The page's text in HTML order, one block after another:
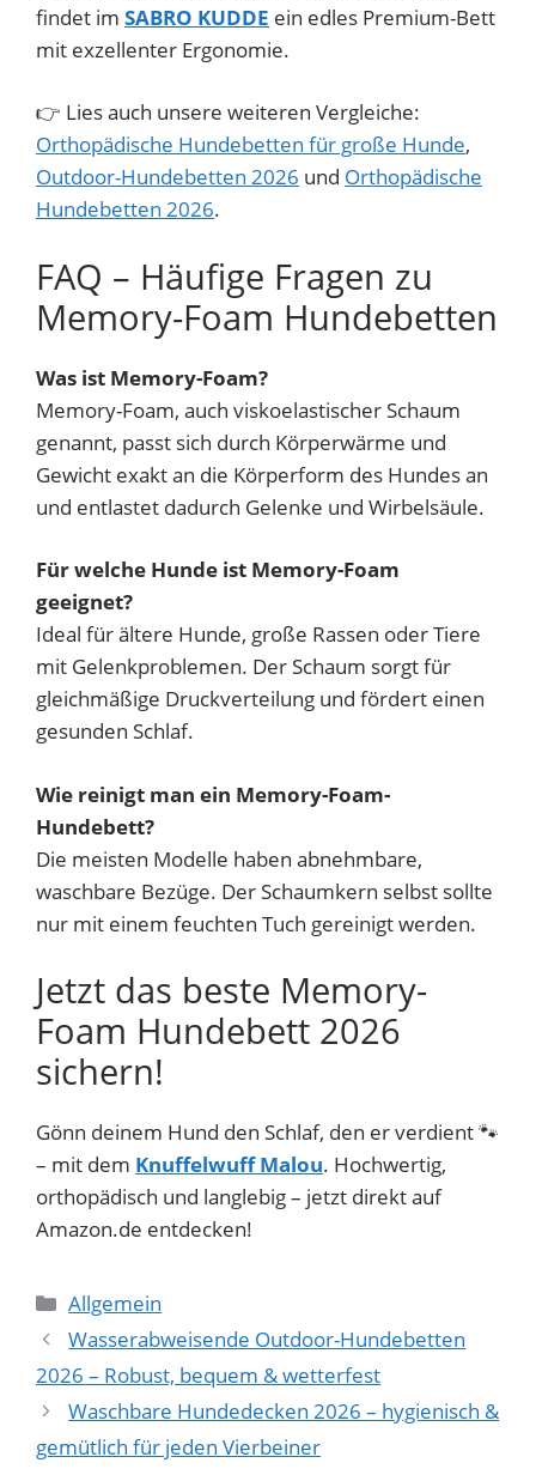
findet im SABRO KUDDE ein edles Premium-Bett
mit exzellenter Ergonomie.
👉 Lies auch unsere weiteren Vergleiche:
Orthopädische Hundebetten für große Hunde,
Outdoor-Hundebetten 2026 und Orthopädische
Hundebetten 2026.
FAQ – Häufige Fragen zu
Memory-Foam Hundebetten
Was ist Memory-Foam?
Memory-Foam, auch viskoelastischer Schaum
genannt, passt sich durch Körperwärme und
Gewicht exakt an die Körperform des Hundes an
und entlastet dadurch Gelenke und Wirbelsäule.
Für welche Hunde ist Memory-Foam
geeignet?
Ideal für ältere Hunde, große Rassen oder Tiere
mit Gelenkproblemen. Der Schaum sorgt für
gleichmäßige Druckverteilung und fördert einen
gesunden Schlaf.
Wie reinigt man ein Memory-Foam-
Hundebett?
Die meisten Modelle haben abnehmbare,
waschbare Bezüge. Der Schaumkern selbst sollte
nur mit einem feuchten Tuch gereinigt werden.
Jetzt das beste Memory-
Foam Hundebett 2026
sichern!
Gönn deinem Hund den Schlaf, den er verdient 🐾
– mit dem Knuffelwuff Malou. Hochwertig,
orthopädisch und langlebig – jetzt direkt auf
Amazon.de entdecken!
Kategorien
Allgemein
Wasserabweisende Outdoor-Hundebetten
2026 – Robust, bequem & wetterfest
Waschbare Hundedecken 2026 – hygienisch &
gemütlich für jeden Vierbeiner